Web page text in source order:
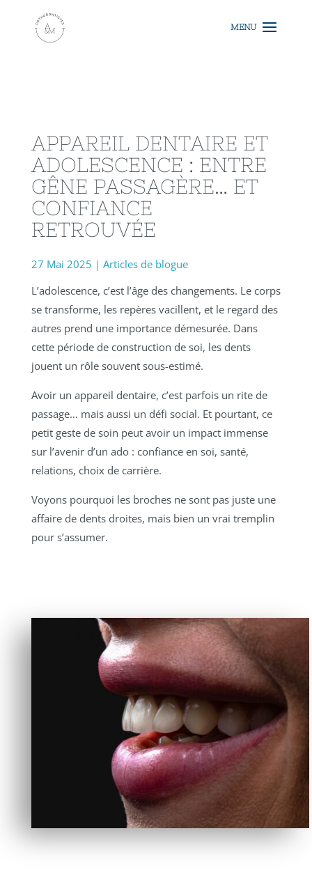
APPAREIL DENTAIRE ET
ADOLESCENCE : ENTRE
GÊNE PASSAGÈRE… ET
CONFIANCE
RETROUVÉE
27 Mai 2025 | Articles de blogue
L’adolescence, c’est l’âge des changements. Le corps
se transforme, les repères vacillent, et le regard des
autres prend une importance démesurée. Dans
cette période de construction de soi, les dents
jouent un rôle souvent sous-estimé.
Avoir un appareil dentaire, c’est parfois un rite de
passage… mais aussi un défi social. Et pourtant, ce
petit geste de soin peut avoir un impact immense
sur l’avenir d’un ado : confiance en soi, santé,
relations, choix de carrière.
Voyons pourquoi les broches ne sont pas juste une
affaire de dents droites, mais bien un vrai tremplin
pour s’assumer.